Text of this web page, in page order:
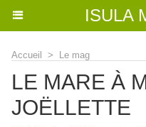
ISULA
Accueil > Le mag
LE MARE À
JOËLLETTE